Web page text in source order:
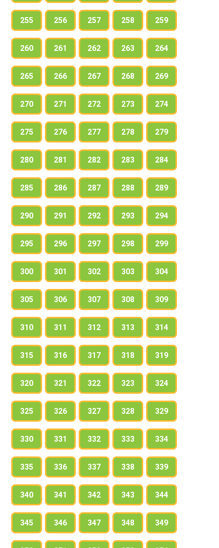
255 256 257 258 259
260 261 262 263 264
265 266 267 268 269
270 271 272 273 274
275 276 277 278 279
280 281 282 283 284
285 286 287 288 289
290 291 292 293 294
295 296 297 298 299
300 301 302 303 304
305 306 307 308 309
310 311 312 313 314
315 316 317 318 319
320 321 322 323 324
325 326 327 328 329
330 331 332 333 334
335 336 337 338 339
340 341 342 343 344
345 346 347 348 349